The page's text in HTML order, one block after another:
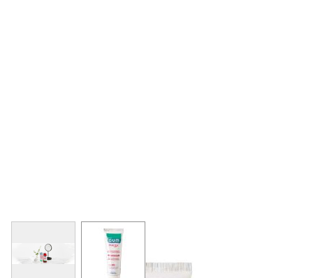
View larger imageView larger image